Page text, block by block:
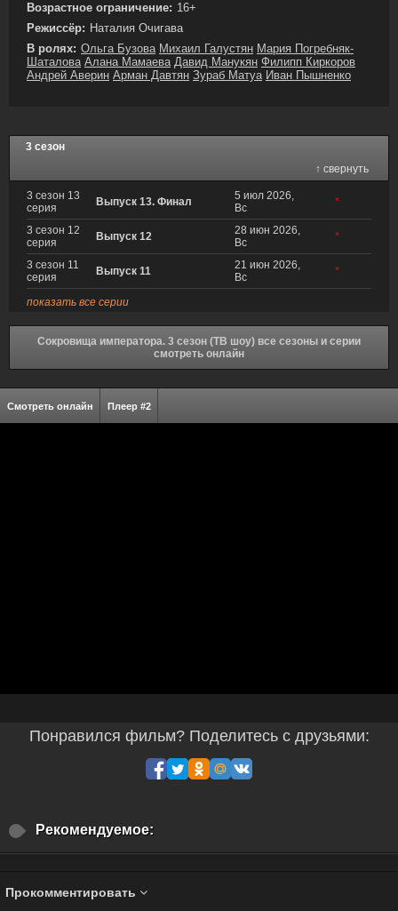
Возрастное ограничение: 16+
Режиссёр: Наталия Очигава
В ролях: Ольга Бузова Михаил Галустян Мария Погребняк-
Шаталова Алана Мамаева Давид Манукян Филипп Киркоров
Андрей Аверин Арман Давтян Зураб Матуа Иван Пышненко
3 сезон
↑ свернуть
3 сезон 13
серия
Выпуск 13. Финал
5 июл 2026,
Вс
*
3 сезон 12
серия
Выпуск 12
28 июн 2026,
Вс
*
3 сезон 11
серия
Выпуск 11
21 июн 2026,
Вс
*
показать все серии
Сокровища императора. 3 сезон (ТВ шоу) все сезоны и серии
смотреть онлайн
Смотреть онлайн Плеер #2
Понравился фильм? Поделитесь с друзьями:
Рекомендуемое:
Прокомментировать